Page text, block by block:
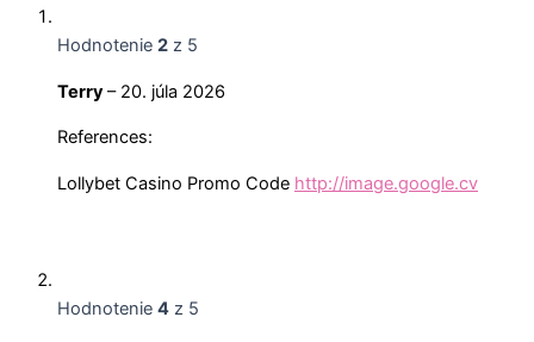
Hodnotenie 2 z 5
Terry– 20. júla 2026
References:
Lollybet Casino Promo Code http://image.google.cv
Hodnotenie 4 z 5